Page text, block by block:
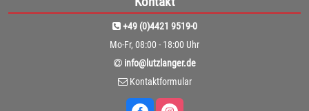
+49 (0)4421 9519-0
Mo-Fr, 08:00 - 18:00 Uhr
info@lutzlanger.de
Kontaktformular